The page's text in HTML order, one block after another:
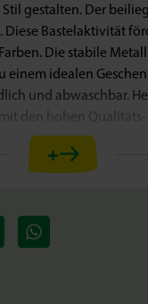
gestalten. Der
Bastelaktivität
Die stabile
einem idealen
und abwaschbar.
den hohen
+